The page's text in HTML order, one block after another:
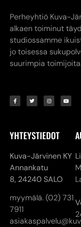
Perheyhtiö Kuva-
alkaen toiminut
studiossamme
jo toisessa
suurimpia
YHTEYSTIEDOT
Kuva-Järvinen KY
Annankatu
8, 24240 SALO
myymälä. (02) 731
7911